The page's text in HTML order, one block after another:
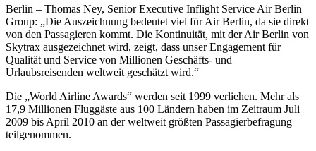
Berlin – Thomas Ney, Senior Executive Inflight Service Air Berlin
Group: „Die Auszeichnung bedeutet viel für Air Berlin, da sie direkt
von den Passagieren kommt. Die Kontinuität, mit der Air Berlin von
Skytrax ausgezeichnet wird, zeigt, dass unser Engagement für
Qualität und Service von Millionen Geschäfts- und
Urlaubsreisenden weltweit geschätzt wird.“
Die „World Airline Awards“ werden seit 1999 verliehen. Mehr als
17,9 Millionen Fluggäste aus 100 Ländern haben im Zeitraum Juli
2009 bis April 2010 an der weltweit größten Passagierbefragung
teilgenommen.